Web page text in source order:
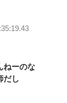
ねーのな
だし